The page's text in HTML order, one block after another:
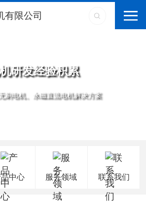
研发经验积累
刷电机、永磁直流电机解决方案
中心 服务领域 联系我们